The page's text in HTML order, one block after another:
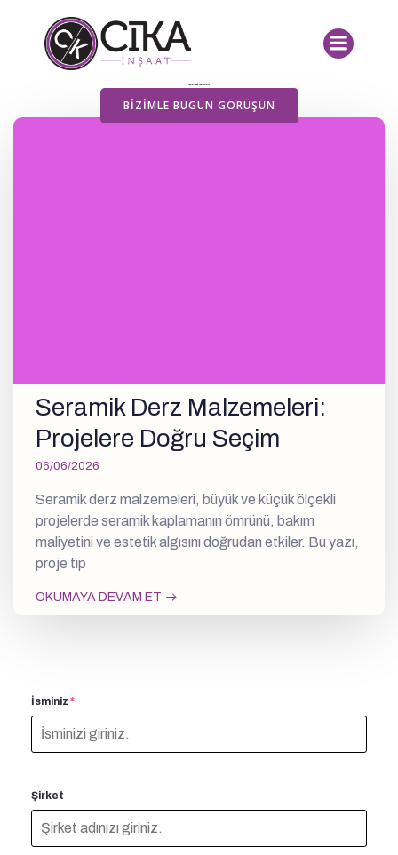
BIZIMLE BUGÜN GÖRÜŞÜN
Yayımlanan Yazılarımız
Seramik Derz Malzemeleri:
Projelere Doğru Seçim
06/06/2026
Seramik derz malzemeleri, büyük ve küçük ölçekli
projelerde seramik kaplamanın ömrünü, bakım
maliyetini ve estetik algısını doğrudan etkiler. Bu yazı,
proje tip
OKUMAYA DEVAM ET
İsminiz *
Şirket